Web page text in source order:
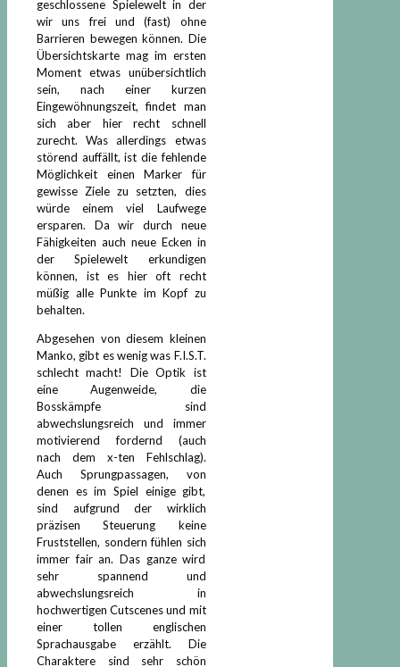
geschlossene Spielewelt in der
wir uns frei und (fast) ohne
Barrieren bewegen können. Die
Übersichtskarte mag im ersten
Moment etwas unübersichtlich
sein, nach einer kurzen
Eingewöhnungszeit, findet man
sich aber hier recht schnell
zurecht. Was allerdings etwas
störend auffällt, ist die fehlende
Möglichkeit einen Marker für
gewisse Ziele zu setzten, dies
würde einem viel Laufwege
ersparen. Da wir durch neue
Fähigkeiten auch neue Ecken in
der Spielewelt erkundigen
können, ist es hier oft recht
müßig alle Punkte im Kopf zu
behalten.
Abgesehen von diesem kleinen
Manko, gibt es wenig was F.I.S.T.
schlecht macht! Die Optik ist
eine Augenweide, die
Bosskämpfe sind
abwechslungsreich und immer
motivierend fordernd (auch
nach dem x-ten Fehlschlag).
Auch Sprungpassagen, von
denen es im Spiel einige gibt,
sind aufgrund der wirklich
präzisen Steuerung keine
Fruststellen, sondern fühlen sich
immer fair an. Das ganze wird
sehr spannend und
abwechslungsreich in
hochwertigen Cutscenes und mit
einer tollen englischen
Sprachausgabe erzählt. Die
Charaktere sind sehr schön